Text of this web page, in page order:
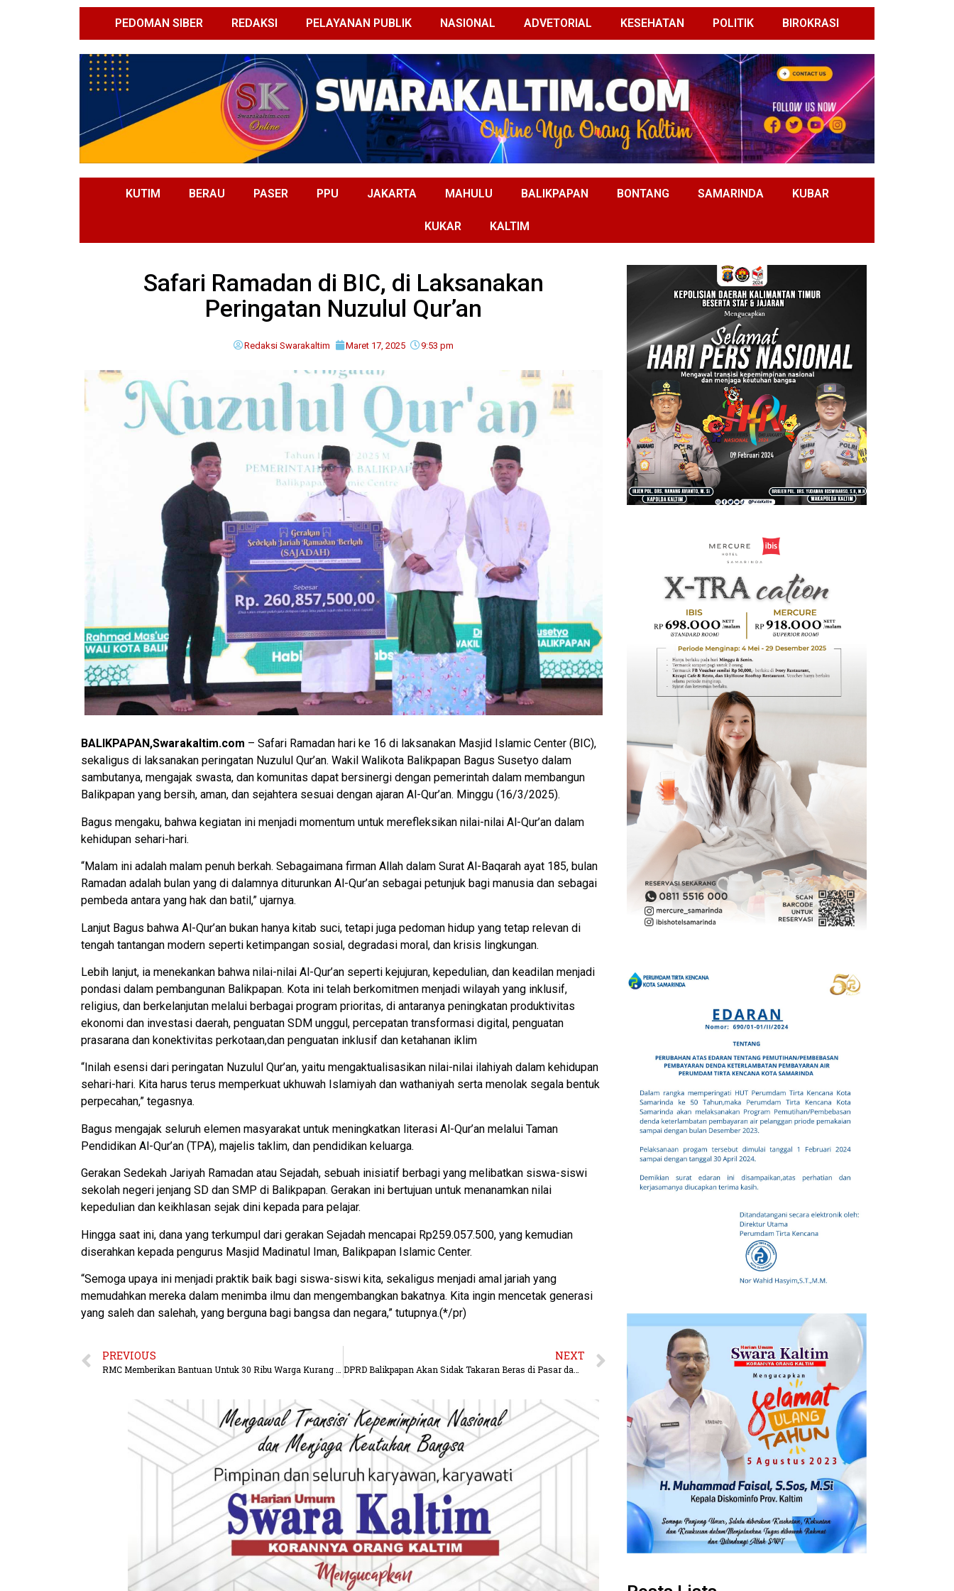
PEDOMAN SIBER REDAKSI PELAYANAN PUBLIK NASIONAL ADVETORIAL KESEHATAN POLITIK BIROKRASI
KUTIM BERAU PASER PPU JAKARTA MAHULU BALIKPAPAN BONTANG SAMARINDA KUBAR
KUKAR KALTIM
Safari Ramadan di BIC, di Laksanakan
Peringatan Nuzulul Qur’an
Redaksi Swarakaltim Maret 17, 2025 9:53 pm
BALIKPAPAN,Swarakaltim.com – Safari Ramadan hari ke 16 di laksanakan Masjid Islamic Center (BIC),
sekaligus di laksanakan peringatan Nuzulul Qur’an. Wakil Walikota Balikpapan Bagus Susetyo dalam
sambutanya, mengajak swasta, dan komunitas dapat bersinergi dengan pemerintah dalam membangun
Balikpapan yang bersih, aman, dan sejahtera sesuai dengan ajaran Al-Qur’an. Minggu (16/3/2025).
Bagus mengaku, bahwa kegiatan ini menjadi momentum untuk merefleksikan nilai-nilai Al-Qur’an dalam
kehidupan sehari-hari.
“Malam ini adalah malam penuh berkah. Sebagaimana firman Allah dalam Surat Al-Baqarah ayat 185, bulan
Ramadan adalah bulan yang di dalamnya diturunkan Al-Qur’an sebagai petunjuk bagi manusia dan sebagai
pembeda antara yang hak dan batil,” ujarnya.
Lanjut Bagus bahwa Al-Qur’an bukan hanya kitab suci, tetapi juga pedoman hidup yang tetap relevan di
tengah tantangan modern seperti ketimpangan sosial, degradasi moral, dan krisis lingkungan.
Lebih lanjut, ia menekankan bahwa nilai-nilai Al-Qur’an seperti kejujuran, kepedulian, dan keadilan menjadi
pondasi dalam pembangunan Balikpapan. Kota ini telah berkomitmen menjadi wilayah yang inklusif,
religius, dan berkelanjutan melalui berbagai program prioritas, di antaranya peningkatan produktivitas
ekonomi dan investasi daerah, penguatan SDM unggul, percepatan transformasi digital, penguatan
prasarana dan konektivitas perkotaan,dan penguatan inklusif dan ketahanan iklim
“Inilah esensi dari peringatan Nuzulul Qur’an, yaitu mengaktualisasikan nilai-nilai ilahiyah dalam kehidupan
sehari-hari. Kita harus terus memperkuat ukhuwah Islamiyah dan wathaniyah serta menolak segala bentuk
perpecahan,” tegasnya.
Bagus mengajak seluruh elemen masyarakat untuk meningkatkan literasi Al-Qur’an melalui Taman
Pendidikan Al-Qur’an (TPA), majelis taklim, dan pendidikan keluarga.
Gerakan Sedekah Jariyah Ramadan atau Sejadah, sebuah inisiatif berbagi yang melibatkan siswa-siswi
sekolah negeri jenjang SD dan SMP di Balikpapan. Gerakan ini bertujuan untuk menanamkan nilai
kepedulian dan keikhlasan sejak dini kepada para pelajar.
Hingga saat ini, dana yang terkumpul dari gerakan Sejadah mencapai Rp259.057.500, yang kemudian
diserahkan kepada pengurus Masjid Madinatul Iman, Balikpapan Islamic Center.
“Semoga upaya ini menjadi praktik baik bagi siswa-siswi kita, sekaligus menjadi amal jariah yang
memudahkan mereka dalam menimba ilmu dan mengembangkan bakatnya. Kita ingin mencetak generasi
yang saleh dan salehah, yang berguna bagi bangsa dan negara,” tutupnya.(*/pr)
PREVIOUS
RMC Memberikan Bantuan Untuk 30 Ribu Warga Kurang Mampu
NEXT
DPRD Balikpapan Akan Sidak Takaran Beras di Pasar dan Ritel